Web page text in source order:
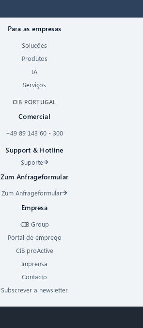
Para as empresas
Soluções
Produtos
IA
Serviços
CIB PORTUGAL
Comercial
+49 89 143 60 - 300
Support & Hotline
Suporte
Zum Anfrageformular
Zum Anfrageformular
Empresa
CIB Group
Portal de emprego
CIB proActive
Imprensa
Contacto
Subscrever a newsletter